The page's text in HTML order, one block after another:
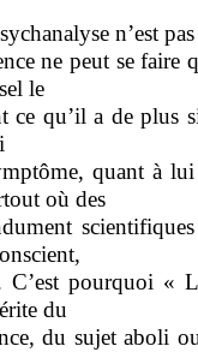
n’est
ne peut se faire
le
ce qu’il a de plus
quant à
où des
C’est pourquoi «
du
du sujet aboli